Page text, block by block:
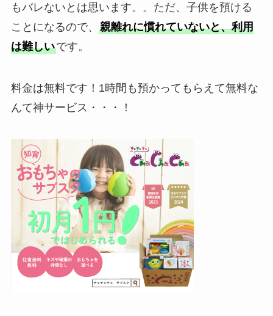
もバレないとは思います。。ただ、子供を預ける
ことになるので、 親離れに慣れていないと、利用
は難しいです。
料金は無料です！1時間も預かってもらえて無料な
んて神サービス・・・！